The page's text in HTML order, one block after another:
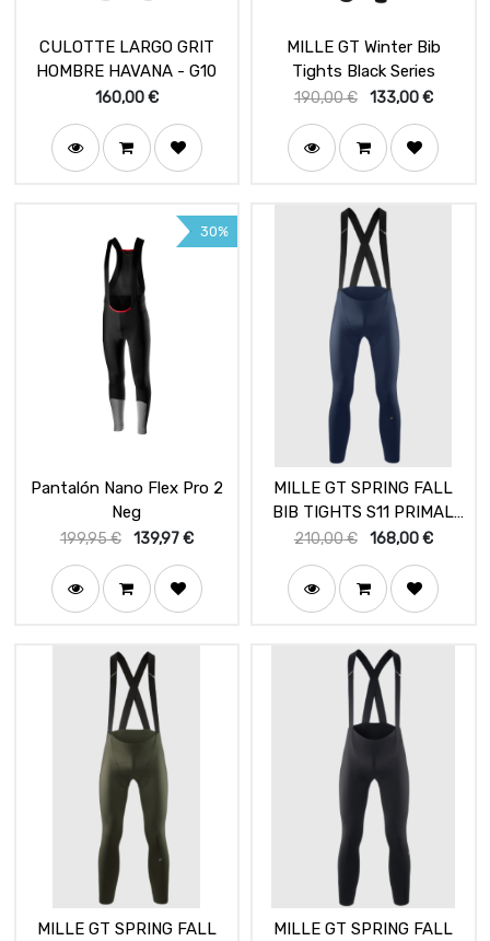
CULOTTE LARGO GRIT
HOMBRE HAVANA - G10
160,00€
MILLE GT Winter Bib
Tights Black Series
190,00€ 133,00€
30%
Pantalón Nano Flex Pro 2
Neg
199,95€ 139,97€
MILLE GT SPRING FALL
BIB TIGHTS S11 PRIMAL
BLUE
210,00€ 168,00€
MILLE GT SPRING FALL
MILLE GT SPRING FALL